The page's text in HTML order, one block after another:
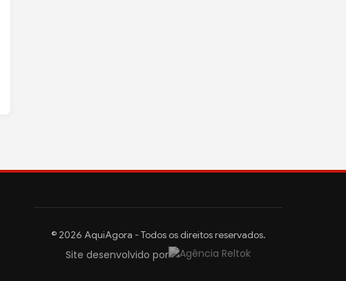
© 2026 AquiAgora - Todos os direitos reservados.
Site desenvolvido por